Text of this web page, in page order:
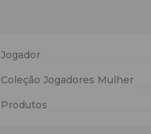
Jogador
Coleção Jogadores Mulher
Produtos